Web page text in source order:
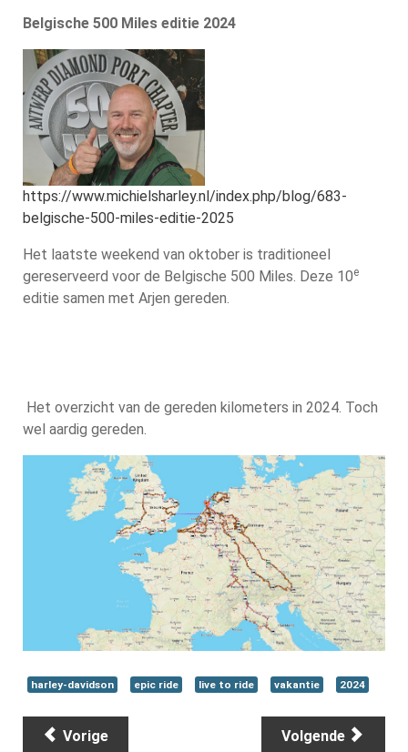
Belgische 500 Miles editie 2024
https://www.michielsharley.nl/index.php/blog/683-
belgische-500-miles-editie-2025
Het laatste weekend van oktober is traditioneel
gereserveerd voor de Belgische 500 Miles. Deze 10e
editie samen met Arjen gereden.
Het overzicht van de gereden kilometers in 2024. Toch
wel aardig gereden.
harley-davidson epic ride live to ride vakantie 2024
Vorige Volgende